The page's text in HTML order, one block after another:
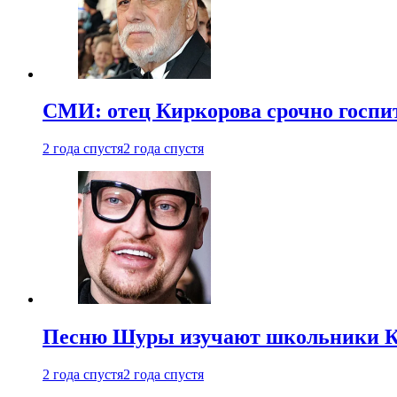
СМИ: отец Киркорова срочно
2 года спустя2 года спустя
Песню Шуры изучают школьники
2 года спустя2 года спустя